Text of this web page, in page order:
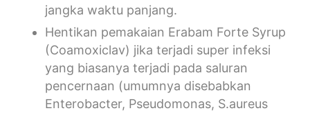
jangka waktu panjang.
Hentikan pemakaian Erabam Forte Syrup
(Coamoxiclav) jika terjadi super infeksi
yang biasanya terjadi pada saluran
pencernaan (umumnya disebabkan
Enterobacter, Pseudomonas, S.aureus